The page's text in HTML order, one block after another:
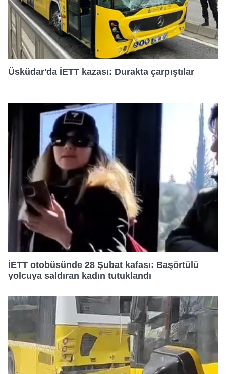
Üsküdar'da İETT kazası: Durakta çarpıştılar
İETT otobüsünde 28 Şubat kafası: Başörtülü
yolcuya saldıran kadın tutuklandı